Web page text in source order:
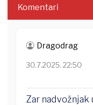
Komentari
Dragodrag
30.7.2025. 22:50
Zar